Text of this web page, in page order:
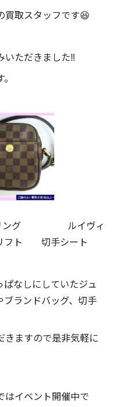
買取スタッフです😆
いただきました‼️
ング ルイヴィ
フト 切手シート
ぱなしにしていたジュ
ブランドバッグ、切手
きますので是非気軽に
はイベント開催中で